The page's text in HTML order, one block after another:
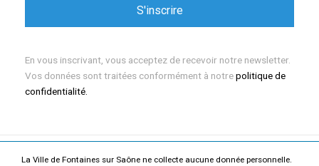
La Ville de Fontaines sur Saône ne collecte aucune donnée personnelle.
En vous inscrivant, vous acceptez de recevoir notre newsletter.
Vos données sont traitées conformément à notrepolitique de
confidentialité.